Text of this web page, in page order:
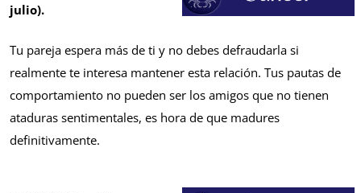
julio).
Tu pareja espera más de ti y no debes defraudarla si
realmente te interesa mantener esta relación. Tus pautas de
comportamiento no pueden ser los amigos que no tienen
ataduras sentimentales, es hora de que madures
definitivamente.